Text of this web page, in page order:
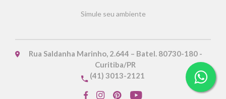
Simule seu ambiente
Rua Saldanha Marinho, 2.644 – Batel. 80730-180 -
Curitiba/PR
(41) 3013-2121